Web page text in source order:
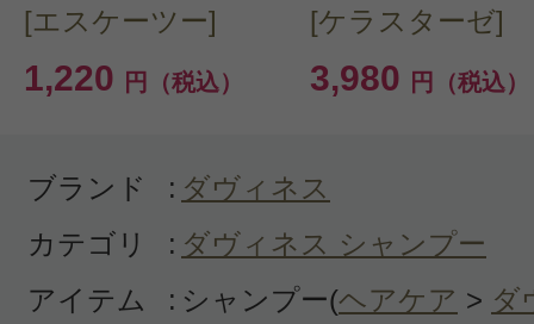
元々髪が絡まったりすることは無
い、選びました。口コミ通り効果が
たと思います。セットもし易くなり
紅茶のような甘い香りで、リラック
[エスケーツー]
1,220 円（税込）
[ケラスターゼ]
3,980 円（税込）
ブランド : ダヴィネス
カテゴリ
: ダヴィネス シャンプー
アイテム
: シャンプー(ヘアケア > ダ